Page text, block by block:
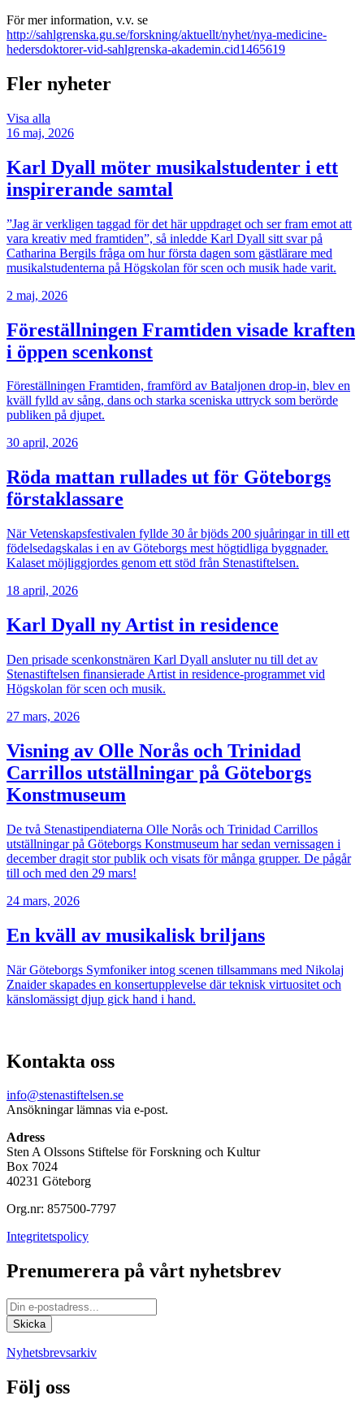
För mer information, v.v. se
http://sahlgrenska.gu.se/forskning/aktuellt/nyhet/nya-medicine-
hedersdoktorer-vid-sahlgrenska-akademin.cid1465619
Fler nyheter
Visa alla
16 maj, 2026
Karl Dyall möter musikalstudenter i ett
inspirerande samtal
”Jag är verkligen taggad för det här uppdraget och ser fram emot att
vara kreativ med framtiden”, så inledde Karl Dyall sitt svar på
Catharina Bergils fråga om hur första dagen som gästlärare med
musikalstudenterna på Högskolan för scen och musik hade varit.
2 maj, 2026
Föreställningen Framtiden visade kraften
i öppen scenkonst
Föreställningen Framtiden, framförd av Bataljonen drop-in, blev en
kväll fylld av sång, dans och starka sceniska uttryck som berörde
publiken på djupet.
30 april, 2026
Röda mattan rullades ut för Göteborgs
förstaklassare
När Vetenskapsfestivalen fyllde 30 år bjöds 200 sjuåringar in till ett
födelsedagskalas i en av Göteborgs mest högtidliga byggnader.
Kalaset möjliggjordes genom ett stöd från Stenastiftelsen.
18 april, 2026
Karl Dyall ny Artist in residence
Den prisade scenkonstnären Karl Dyall ansluter nu till det av
Stenastiftelsen finansierade Artist in residence-programmet vid
Högskolan för scen och musik.
27 mars, 2026
Visning av Olle Norås och Trinidad
Carrillos utställningar på Göteborgs
Konstmuseum
De två Stenastipendiaterna Olle Norås och Trinidad Carrillos
utställningar på Göteborgs Konstmuseum har sedan vernissagen i
december dragit stor publik och visats för många grupper. De pågår
till och med den 29 mars!
24 mars, 2026
En kväll av musikalisk briljans
När Göteborgs Symfoniker intog scenen tillsammans med Nikolaj
Znaider skapades en konsertupplevelse där teknisk virtuositet och
känslomässigt djup gick hand i hand.
Kontakta oss
info@stenastiftelsen.se
Ansökningar lämnas via e-post.
Adress
Sten A Olssons Stiftelse för Forskning och Kultur
Box 7024
40231 Göteborg
Org.nr: 857500-7797
Integritetspolicy
Prenumerera på vårt nyhetsbrev
Nyhetsbrevsarkiv
Följ oss